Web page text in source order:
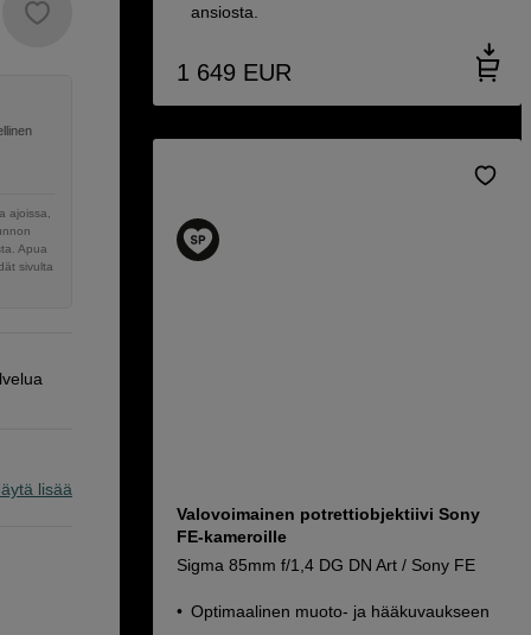
ajoissa,
Apua
sivulta
lisää
ansiosta.
1 649 EUR
Valovoimainen potrettiobjektiivi Sony
FE-kameroille
Sigma 85mm f/1,4 DG DN Art / Sony FE
Optimaalinen muoto- ja hääkuvaukseen